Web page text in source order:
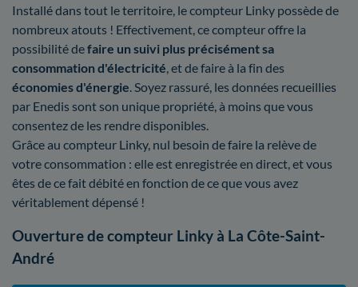
Installé dans tout le territoire, le compteur Linky possède de
nombreux atouts ! Effectivement, ce compteur offre la
possibilité defaire un suivi plus précisément sa
consommation d'électricité , et de faire à la fin des
économies d'énergie . Soyez rassuré, les données recueillies
par Enedis sont son unique propriété, à moins que vous
consentez de les rendre disponibles.
Grâce au compteur Linky, nul besoin de faire la relève de
votre consommation : elle est enregistrée en direct, et vous
êtes de ce fait débité en fonction de ce que vous avez
véritablement dépensé !
Ouverture de compteur Linky à La Côte-Saint-
André